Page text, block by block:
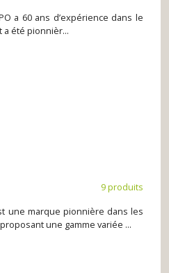
a 60 ans d’expérience dans le
été pionnièr...
9 produits
une marque pionnière dans les
une gamme variée ...